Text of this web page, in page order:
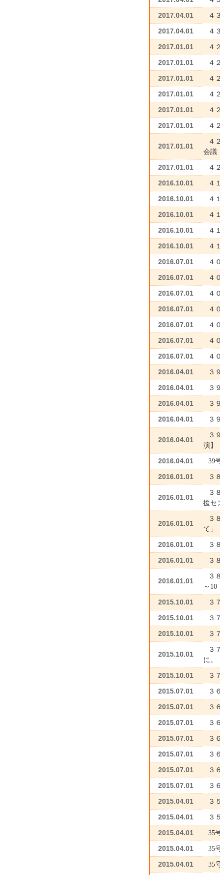
2017.04.01 ４
2017.04.01 ４
2017.01.01 ４
2017.01.01 ４
2017.01.01 ４
2017.01.01 ４
2017.01.01 ４
2017.01.01 ４
2017.01.01
４
会議
2017.01.01 ４
2016.10.01 ４
2016.10.01 ４
2016.10.01 ４
2016.10.01 ４
2016.10.01 ４
2016.07.01 ４
2016.07.01 ４
2016.07.01 ４
2016.07.01 ４
2016.07.01 ４
2016.07.01 ４
2016.07.01 ４
2016.04.01 ３
2016.04.01 ３
2016.04.01 ３
2016.04.01 ３
2016.04.01
３
演】
2016.04.01 39
2016.01.01 ３
2016.01.01
３
援セ
2016.01.01
３
て」
2016.01.01 ３
2016.01.01 ３
2016.01.01
３
～10
2015.10.01 ３
2015.10.01 ３
2015.10.01 ３
2015.10.01
３
に
2015.10.01 ３
2015.07.01 ３
2015.07.01 ３
2015.07.01 ３
2015.07.01 ３
2015.07.01 ３
2015.07.01 ３
2015.07.01 ３
2015.04.01 ３
2015.04.01 ３
2015.04.01 35
2015.04.01 35
2015.04.01 35